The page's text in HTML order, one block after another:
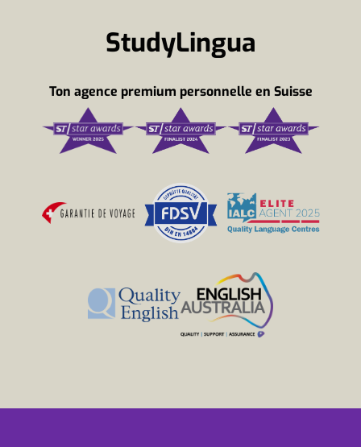
StudyLingua
Ton agence premium personnelle en Suisse